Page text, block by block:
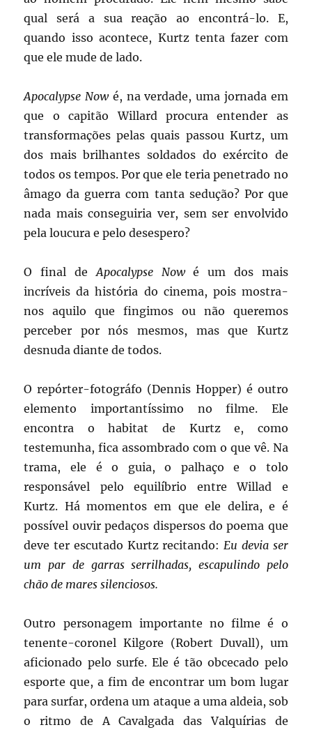
qual será a sua reação ao encontrá-lo. E,
quando isso acontece, Kurtz tenta fazer com
que ele mude de lado.
Apocalypse Nowé, na verdade, uma jornada em
que o capitão Willard procura entender as
transformações pelas quais passou Kurtz, um
dos mais brilhantes soldados do exército de
todos os tempos. Por que ele teria penetrado no
âmago da guerra com tanta sedução? Por que
nada mais conseguiria ver, sem ser envolvido
pela loucura e pelo desespero?
O final de Apocalypse Nowé um dos mais
incríveis da história do cinema, pois mostra-
nos aquilo que fingimos ou não queremos
perceber por nós mesmos, mas que Kurtz
desnuda diante de todos.
O repórter-fotográfo (Dennis Hopper) é outro
elemento importantíssimo no filme. Ele
encontra o habitat de Kurtz e, como
testemunha, fica assombrado com o que vê. Na
trama, ele é o guia, o palhaço e o tolo
responsável pelo equilíbrio entre Willad e
Kurtz. Há momentos em que ele delira, e é
possível ouvir pedaços dispersos do poema que
deve ter escutado Kurtz recitando: Eu devia ser
um par de garras serrilhadas, escapulindo pelo
chão de mares silenciosos.
Outro personagem importante no filme é o
tenente-coronel Kilgore (Robert Duvall), um
aficionado pelo surfe. Ele é tão obcecado pelo
esporte que, a fim de encontrar um bom lugar
para surfar, ordena um ataque a uma aldeia, sob
o ritmo de A Cavalgada das Valquírias de